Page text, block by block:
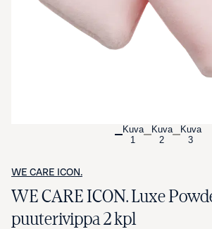
Kuva
1
Kuva
2
Kuva
3
WE CARE ICON.
WE CARE ICON. Luxe
puuterivippa 2 kpl